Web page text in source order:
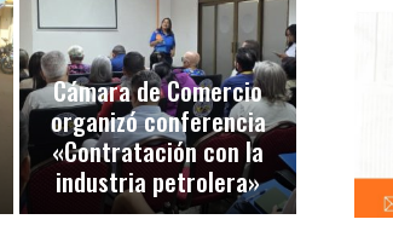
Cámara de Comercio
organizó conferencia
«Contratación con la
industria petrolera»